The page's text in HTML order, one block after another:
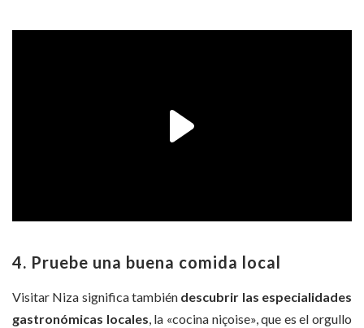
4. Pruebe una buena comida local
Visitar Niza significa también descubrir las especialidades
gastronómicas locales, la «cocina niçoise», que es el orgullo